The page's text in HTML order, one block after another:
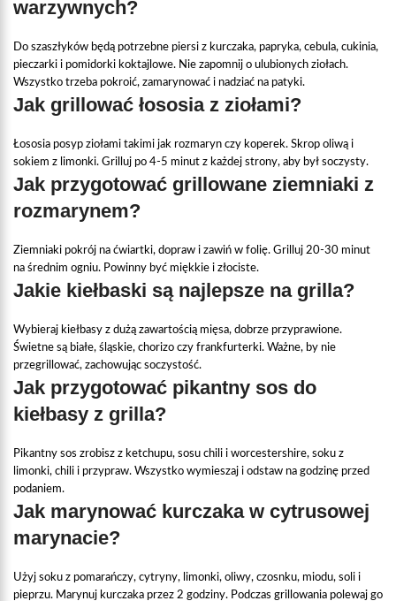
warzywnych?
Do szaszłyków będą potrzebne piersi z kurczaka, papryka, cebula, cukinia,
pieczarki i pomidorki koktajlowe. Nie zapomnij o ulubionych ziołach.
Wszystko trzeba pokroić, zamarynować i nadziać na patyki.
Jak grillować łososia z ziołami?
Łososia posyp ziołami takimi jak rozmaryn czy koperek. Skrop oliwą i
sokiem z limonki. Grilluj po 4-5 minut z każdej strony, aby był soczysty.
Jak przygotować grillowane ziemniaki z
rozmarynem?
Ziemniaki pokrój na ćwiartki, dopraw i zawiń w folię. Grilluj 20-30 minut
na średnim ogniu. Powinny być miękkie i złociste.
Jakie kiełbaski są najlepsze na grilla?
Wybieraj kiełbasy z dużą zawartością mięsa, dobrze przyprawione.
Świetne są białe, śląskie, chorizo czy frankfurterki. Ważne, by nie
przegrillować, zachowując soczystość.
Jak przygotować pikantny sos do
kiełbasy z grilla?
Pikantny sos zrobisz z ketchupu, sosu chili i worcestershire, soku z
limonki, chili i przypraw. Wszystko wymieszaj i odstaw na godzinę przed
podaniem.
Jak marynować kurczaka w cytrusowej
marynacie?
Użyj soku z pomarańczy, cytryny, limonki, oliwy, czosnku, miodu, soli i
pieprzu. Marynuj kurczaka przez 2 godziny. Podczas grillowania polewaj go